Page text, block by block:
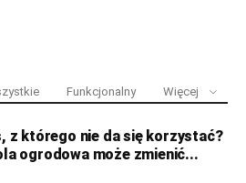
Funkcjonalny Więcej
z którego nie da się korzystać?
ogrodowa może zmienić...